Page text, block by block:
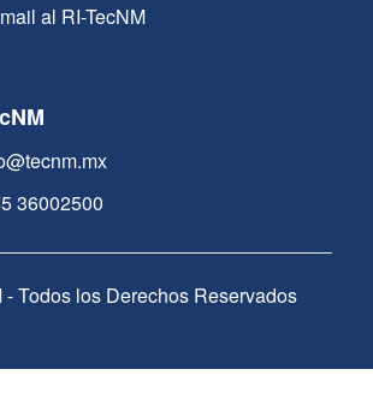
al RI-TecNM
36002500
Todos los Derechos Reservados